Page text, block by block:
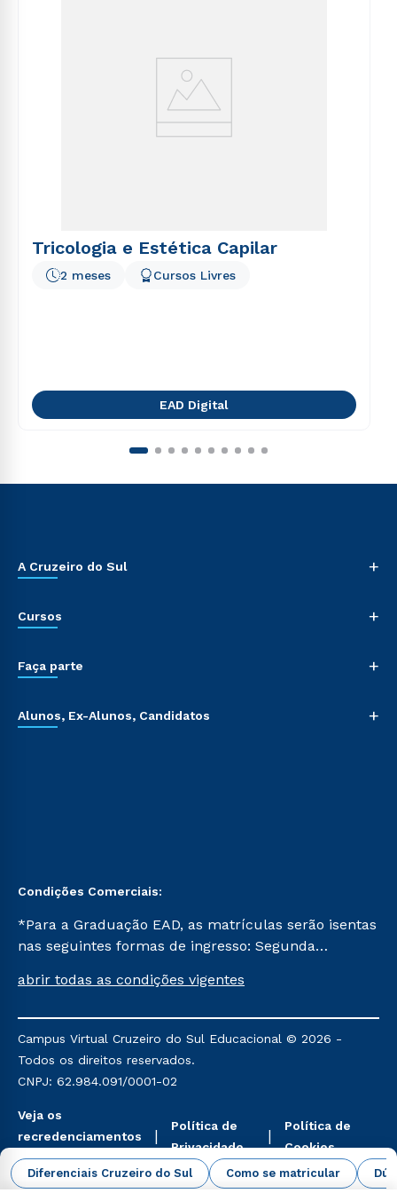
Diferenciais Cruzeiro do Sul Como se matricular
Tricologia e Estética Capilar
2 meses Cursos Livres
EAD Digital
A Cruzeiro do Sul +
Cursos +
Faça parte +
Alunos, Ex-Alunos, Candidatos +
Condições Comerciais:
*Para a Graduação EAD, as matrículas serão isentas
nas seguintes formas de ingresso: Segunda
Já para as demais, a taxa de matrícula será de R$
mencionadas são referentes aos cursos: Ensino
Religioso, Geografia para a Docência e Metodologia
do Ensino de História: Questões Atuais.
abrir todas as condições vigentes
Campus Virtual Cruzeiro do Sul Educacional © 2026 -
Todos os direitos reservados.
CNPJ: 62.984.091/0001-02
Veja os
recredenciamentos
aqui
Política de
Privacidade
Política de
Cookies